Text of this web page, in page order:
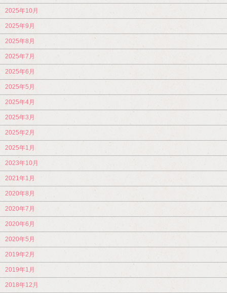
2025年10月
2025年9月
2025年8月
2025年7月
2025年6月
2025年5月
2025年4月
2025年3月
2025年2月
2025年1月
2023年10月
2021年1月
2020年8月
2020年7月
2020年6月
2020年5月
2019年2月
2019年1月
2018年12月